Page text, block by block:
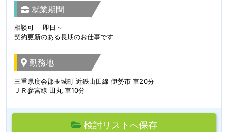
就業期間
相談可 即日～
契約更新のある長期のお仕事です
勤務地
三重県度会郡玉城町 近鉄山田線 伊勢市 車20分
ＪＲ参宮線 田丸 車10分
検討リストへ保存